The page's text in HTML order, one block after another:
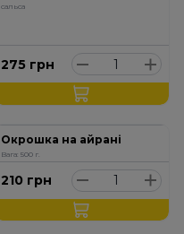
сальса
275 грн
Окрошка на айрані
Вага: 500 г.
210 грн